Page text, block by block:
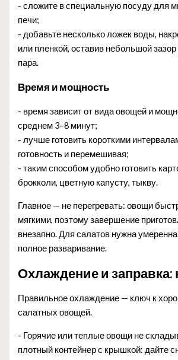
- сложите в специальную посуду для
печи;
- добавьте несколько ложек воды,
или пленкой, оставив небольшой
пара.
Время и мощность
- время зависит от вида овощей и
среднем 3–8 минут;
- лучше готовить короткими
готовность и перемешивая;
- таким способом удобно готовить
брокколи, цветную капусту, тыкву.
Главное — не перегревать: овощи
мягкими, поэтому завершение
внезапно. Для салатов нужна
полное разваривание.
Охлаждение и заправка:
Правильное охлаждение — ключ к
салатных овощей.
- Горячие или теплые овощи не
плотный контейнер с крышкой: дайте